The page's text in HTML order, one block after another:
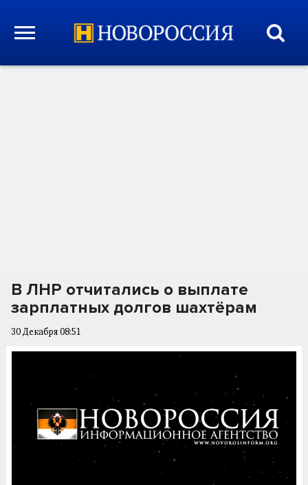
В ЛНР отчитались о выплате
зарплатных долгов шахтёрам
30 Декабря 08:51